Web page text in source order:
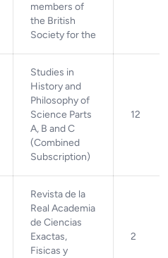
members of
the British
Society for the
Studies in
History and
Philosophy of
Science Parts
A, B and C
(Combined
Subscription)
12
Revista de la
Real Academia
de Ciencias
Exactas,
Fisicas y
2